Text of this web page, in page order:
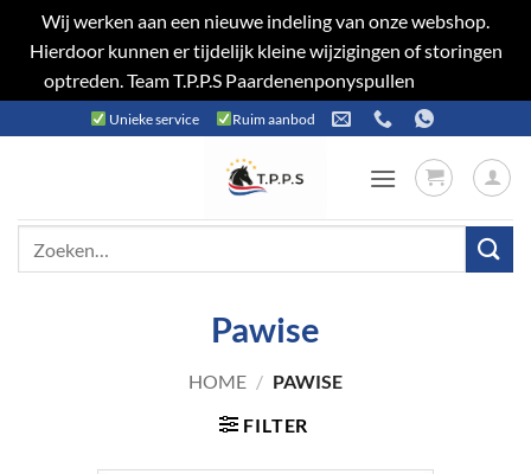
Wij werken aan een nieuwe indeling van onze webshop.
Hierdoor kunnen er tijdelijk kleine wijzigingen of storingen
optreden. Team T.P.P.S Paardenenponyspullen
naar
Unieke service Ruim aanbod
Pawise
HOME / PAWISE
FILTER